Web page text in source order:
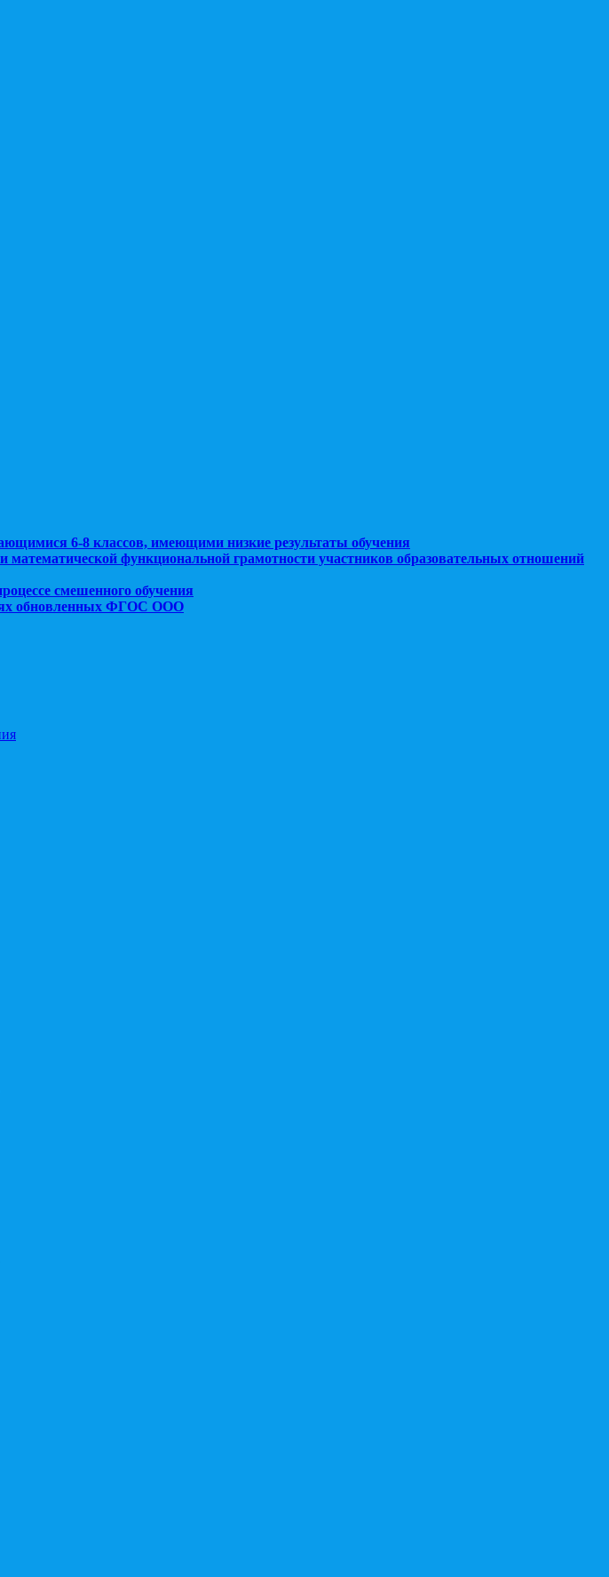
6-8 классов, имеющими низкие результаты обучения
математической функциональной грамотности участников образовательных отношений
смешенного обучения
обновленных ФГОС ООО